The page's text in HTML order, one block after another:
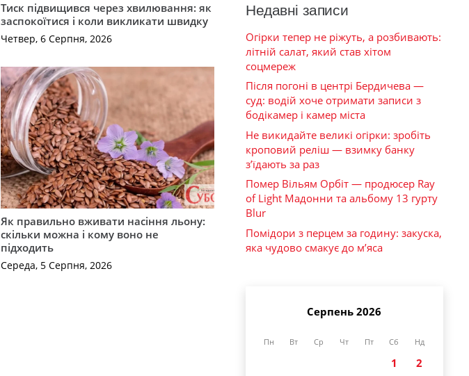
Тиск підвищився через хвилювання: як
заспокоїтися і коли викликати швидку
Четвер, 6 Серпня, 2026
Як правильно вживати насіння льону:
скільки можна і кому воно не
підходить
Середа, 5 Серпня, 2026
Недавні записи
Огірки тепер не ріжуть, а розбивають:
літній салат, який став хітом
соцмереж
Після погоні в центрі Бердичева —
суд: водій хоче отримати записи з
бодікамер і камер міста
Не викидайте великі огірки: зробіть
кроповий реліш — взимку банку
з’їдають за раз
Помер Вільям Орбіт — продюсер Ray
of Light Мадонни та альбому 13 гурту
Blur
Помідори з перцем за годину: закуска,
яка чудово смакує до м’яса
Серпень 2026
Пн Вт Ср Чт Пт Сб Нд
1
2